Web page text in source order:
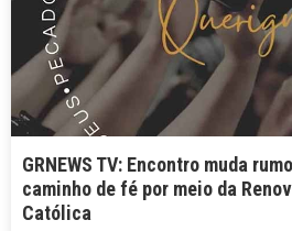
GRNEWS TV: Encontro muda
caminho de fé por meio da
Católica